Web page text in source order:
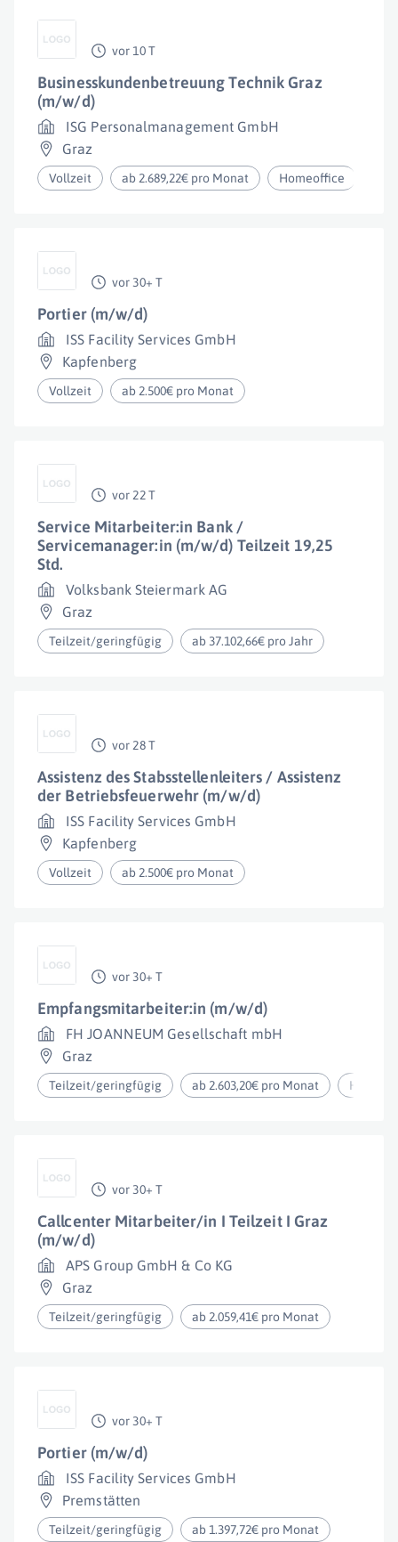
vor 10 T
Businesskundenbetreuung Technik Graz
(m/w/d)
ISG Personalmanagement GmbH
Graz
Vollzeit ab 2.689,22€ pro Monat Homeoffice
vor 30+ T
Portier (m/w/d)
ISS Facility Services GmbH
Kapfenberg
Vollzeit ab 2.500€ pro Monat
vor 22 T
Service Mitarbeiter:in Bank /
Servicemanager:in (m/w/d) Teilzeit 19,25
Std.
Volksbank Steiermark AG
Graz
Teilzeit/geringfügig ab 37.102,66€ pro Jahr
vor 28 T
Assistenz des Stabsstellenleiters / Assistenz
der Betriebsfeuerwehr (m/w/d)
ISS Facility Services GmbH
Kapfenberg
Vollzeit ab 2.500€ pro Monat
vor 30+ T
Empfangsmitarbeiter:in (m/w/d)
FH JOANNEUM Gesellschaft mbH
Graz
Teilzeit/geringfügig ab 2.603,20€ pro Monat
vor 30+ T
Callcenter Mitarbeiter/in I Teilzeit I Graz
(m/w/d)
APS Group GmbH & Co KG
Graz
Teilzeit/geringfügig ab 2.059,41€ pro Monat
vor 30+ T
Portier (m/w/d)
ISS Facility Services GmbH
Premstätten
Teilzeit/geringfügig ab 1.397,72€ pro Monat